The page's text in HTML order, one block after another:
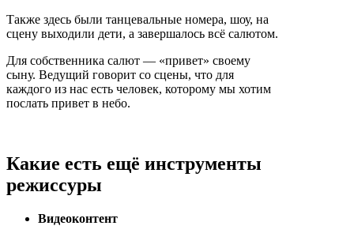
Также здесь были танцевальные номера, шоу, на
сцену выходили дети, а завершалось всё салютом.
Для собственника салют — «привет» своему
сыну. Ведущий говорит со сцены, что для
каждого из нас есть человек, которому мы хотим
послать привет в небо.
Какие есть ещё инструменты
режиссуры
Видеоконтент